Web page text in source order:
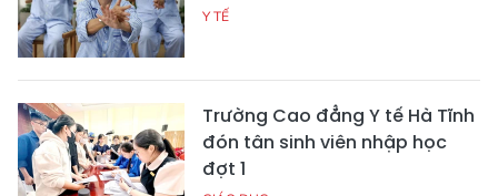
Y TẾ
Trường Cao đẳng Y tế Hà Tĩnh
đón tân sinh viên nhập học
đợt 1